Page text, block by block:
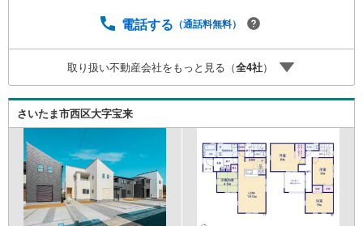
6年7月末実行分まで（審査・要件があります）◇TOHO HO
ートナーが直接ご対応ライフプランニング、かけつけサポ
ート、Club Offプレミアムなど多彩なサービスがございます
電話する （通話料無料）
取り扱い不動産会社をもっと見る（全4社）
さいたま市西区大字宝来